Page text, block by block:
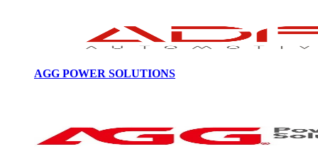
AGG POWER SOLUTIONS